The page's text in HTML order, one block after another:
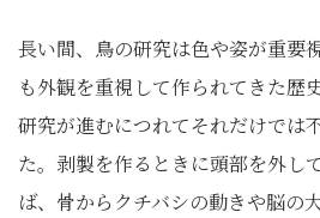
長い間、鳥の研究は色や姿が重要
も外観を重視して作られてきた歴
研究が進むにつれてそれだけでは
た。剥製を作るときに頭部を外し
ば、骨からクチバシの動きや脳の